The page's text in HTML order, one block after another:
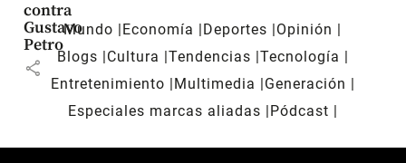
contra
Gustavo
Petro
share
Mundo Economía Deportes
Opinión
Blogs
Cultura Tendencias Tecnología
Entretenimiento
Multimedia
Generación
Especiales marcas aliadas
Pódcast